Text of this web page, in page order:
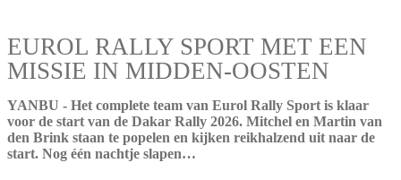
EUROL RALLY SPORT MET EEN
MISSIE IN MIDDEN-OOSTEN
YANBU - Het complete team van Eurol Rally Sport is klaar
voor de start van de Dakar Rally 2026. Mitchel en Martin van
den Brink staan te popelen en kijken reikhalzend uit naar de
start. Nog één nachtje slapen…